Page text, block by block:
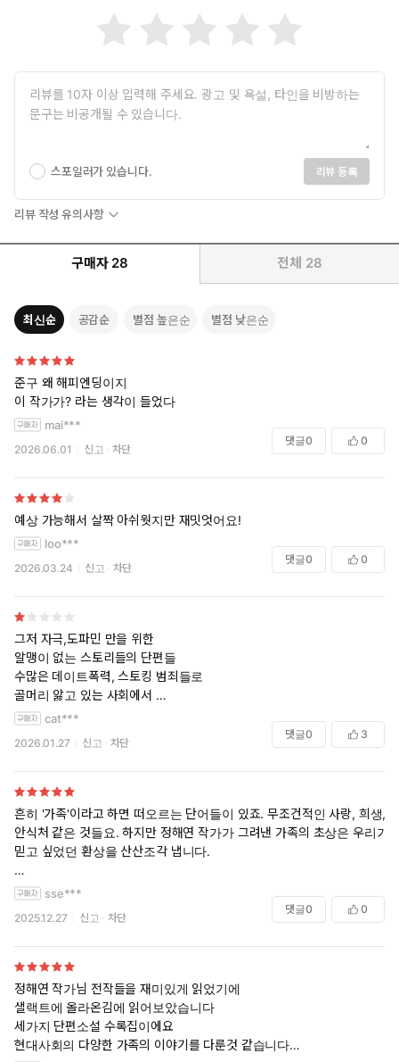
이 질문에 솔직하게 대답할 수 있나요?
도발적인 반전과 흡입력 있는 문장으로 추리?미스터리?스릴러 붐
을 일으킨 베스트셀러 작가 정해연의 소설집 『우리 집에 왜 왔
『우리 집에 왜 왔어?』에는 독자의 몰입감을 위해 읽는 쾌감을 극
대화한 소설 세 편이 수록돼 있다. 이 세 이야기는 언제나 정해연의
작품 세계에 있어왔던 ‘가족’이라는 하나의 주제로 연결된다. 정해연
은 극단적인 상황을 제시하며 가족에 대한 욕망을 적나라하게 묘사
의 면면들은 지극히도 현실적이다. 『우리 집에 왜 왔어?』는 너무
친숙하기에 잘 알고 있다고 착각하던 ‘가족’이라는 주제를 정해연만
의 장르 문법으로 소화한 파격적인 소설집이다.
정해연은 작가의 말에서 ‘모성애’나 ‘부성애’는 순수하고도 일그러진
는 애정이 잘못된 선택의 개연성으로 작용하는 것이다. 관점에 따라
순수하게도, 공포스럽게도 받아들여질 수 있는 문장 ‘우리 집에 왜
왔어?’는 이런 애정의 이중성을 나타낸다는 의미로 이 소설집의 제
목이 되었다.
운명의 짝을 찾고 싶어 노력하지만 상황이 잘 풀리지 않는 청년
(「반려, 너」), 딸과 가족에 대한 책임감으로 희생하는 1980년대
가장(「준구」), 사랑하는 딸의 병을 고치기 위해 수단과 방법을 가
리지 않는 엄마(「살」). 얼핏 평범해 보이는 주인공들은 일상적으
로 접할 수 있는 관계에 대한 문제를 해결하기 위해 노력한다. 하지
만 ‘정상성’에 너무나도 집착하는 그들은 어떻게 보면 상식적이지 않
은 선택을 하며 독자마저도 예측하지 못했던 전개 속으로 들어간다.
상황은 급변한다. 거침없이 나아가는 작가 정해연의 문장은 결말과
작가(정해연)의 말
나는 그동안 가족의 여러 모습을 참 많이도 다뤄왔다. 나만이 아니
라 다른 작가들도 마찬가지겠지만 가족은 정말 여러 가지 감정을
갖게 해주는 존재다. ‘애증’이라는 단어로도 부족한 복잡한 존재. (…)
앞으로도 많은 가족의 이야기를 담을 것이다. 우리는 태어난 순
간 어쩔 수 없이 누군가의 가족이 된다. 가족이라서 더 깊은 상처
를 내기도 하고, 가족이라서 더 원망하게 되기도 한다. 가족 때문
에 비뚤어지고, 가족 때문에 범죄자가 될 수도 있다. 그 많은 가족
의 이야기로 나는 작은 경고를 담고 싶다. 가족이라도, 혹은 가족
이라서 ‘그래서는’ 안된다는 경고. (…)
이 후기를 적는 동안 해가 기울었다. 집으로 가야 할 시간이라는 알
림이다. 나는 당신과 마찬가지로 집으로 돌아간다. 따뜻하고 순수하
스포일러가 있습니다. 리뷰 등록
리뷰 작성 유의사항
구매자 28 전체 28
최신순 공감순 별점 높은순 별점 낮은순
준구 왜 해피엔딩이지
이 작가가? 라는 생각이 들었다
mai***
2026.06.01 신고 차단
댓글0 0
예상 가능해서 살짝 아쉬웟지만 재밋엇어요!
loo***
2026.03.24 신고 차단
댓글0 0
그저 자극,도파민 만을 위한
알맹이 없는 스토리들의 단편들
수많은 데이트폭력, 스토킹 범죄들로
골머리 앓고 있는 사회에서
굳이 스토킹살해범죄자를 교묘하게
즐기는 듯한 문체가 불쾌했어요
cat***
2026.01.27 신고 차단
댓글0 3
흔히 '가족'이라고 하면 떠오르는 단어들이 있죠. 무조건적인 사랑, 희생,
안식처 같은 것들요. 하지만 정해연 작가가 그려낸 가족의 초상은 우리가
믿고 싶었던 환상을 산산조각 냅니다.
이 책에 실린 세 편의 이야기를 읽는 내내, 가장 안전해야 할 '집'이 가장
숨 막히는 감옥이 될 수도 있다는 사실에 소름이 돋았습니다. 겉으로는 평
온해 보이는 가족 구성원들이 서로를 향해 품고 있는 의심과 증오, 그리고
애증의 굴레가 얼마나 끈적하고 서늘한지를 적나라하게 보여주거든요.
보통의 가족 드라마가 갈등 끝에 화해라는 따뜻한 포장지로 덮으려 애쓴
다면, 이 책은 그 포장지를 거칠게 뜯어내고 곪아 터진 상처를 정면으로
응시하게 만듭니다. "가족이니까 이해해야지"라는 말이 얼마나 폭력적인
지, 그리고 핏줄이라는 이유로 묶인 관계가 얼마나 기괴하게 비틀릴 수 있
sse***
2025.12.27 신고 차단
댓글0 0
정해연 작가님 전작들을 재미있게 읽었기에
샐랙트에 올라온김에 읽어보았습니다
세가지 단편소설 수록집이에요
현대사회의 다양한 가족의 이야기를 다룬것 같습니다